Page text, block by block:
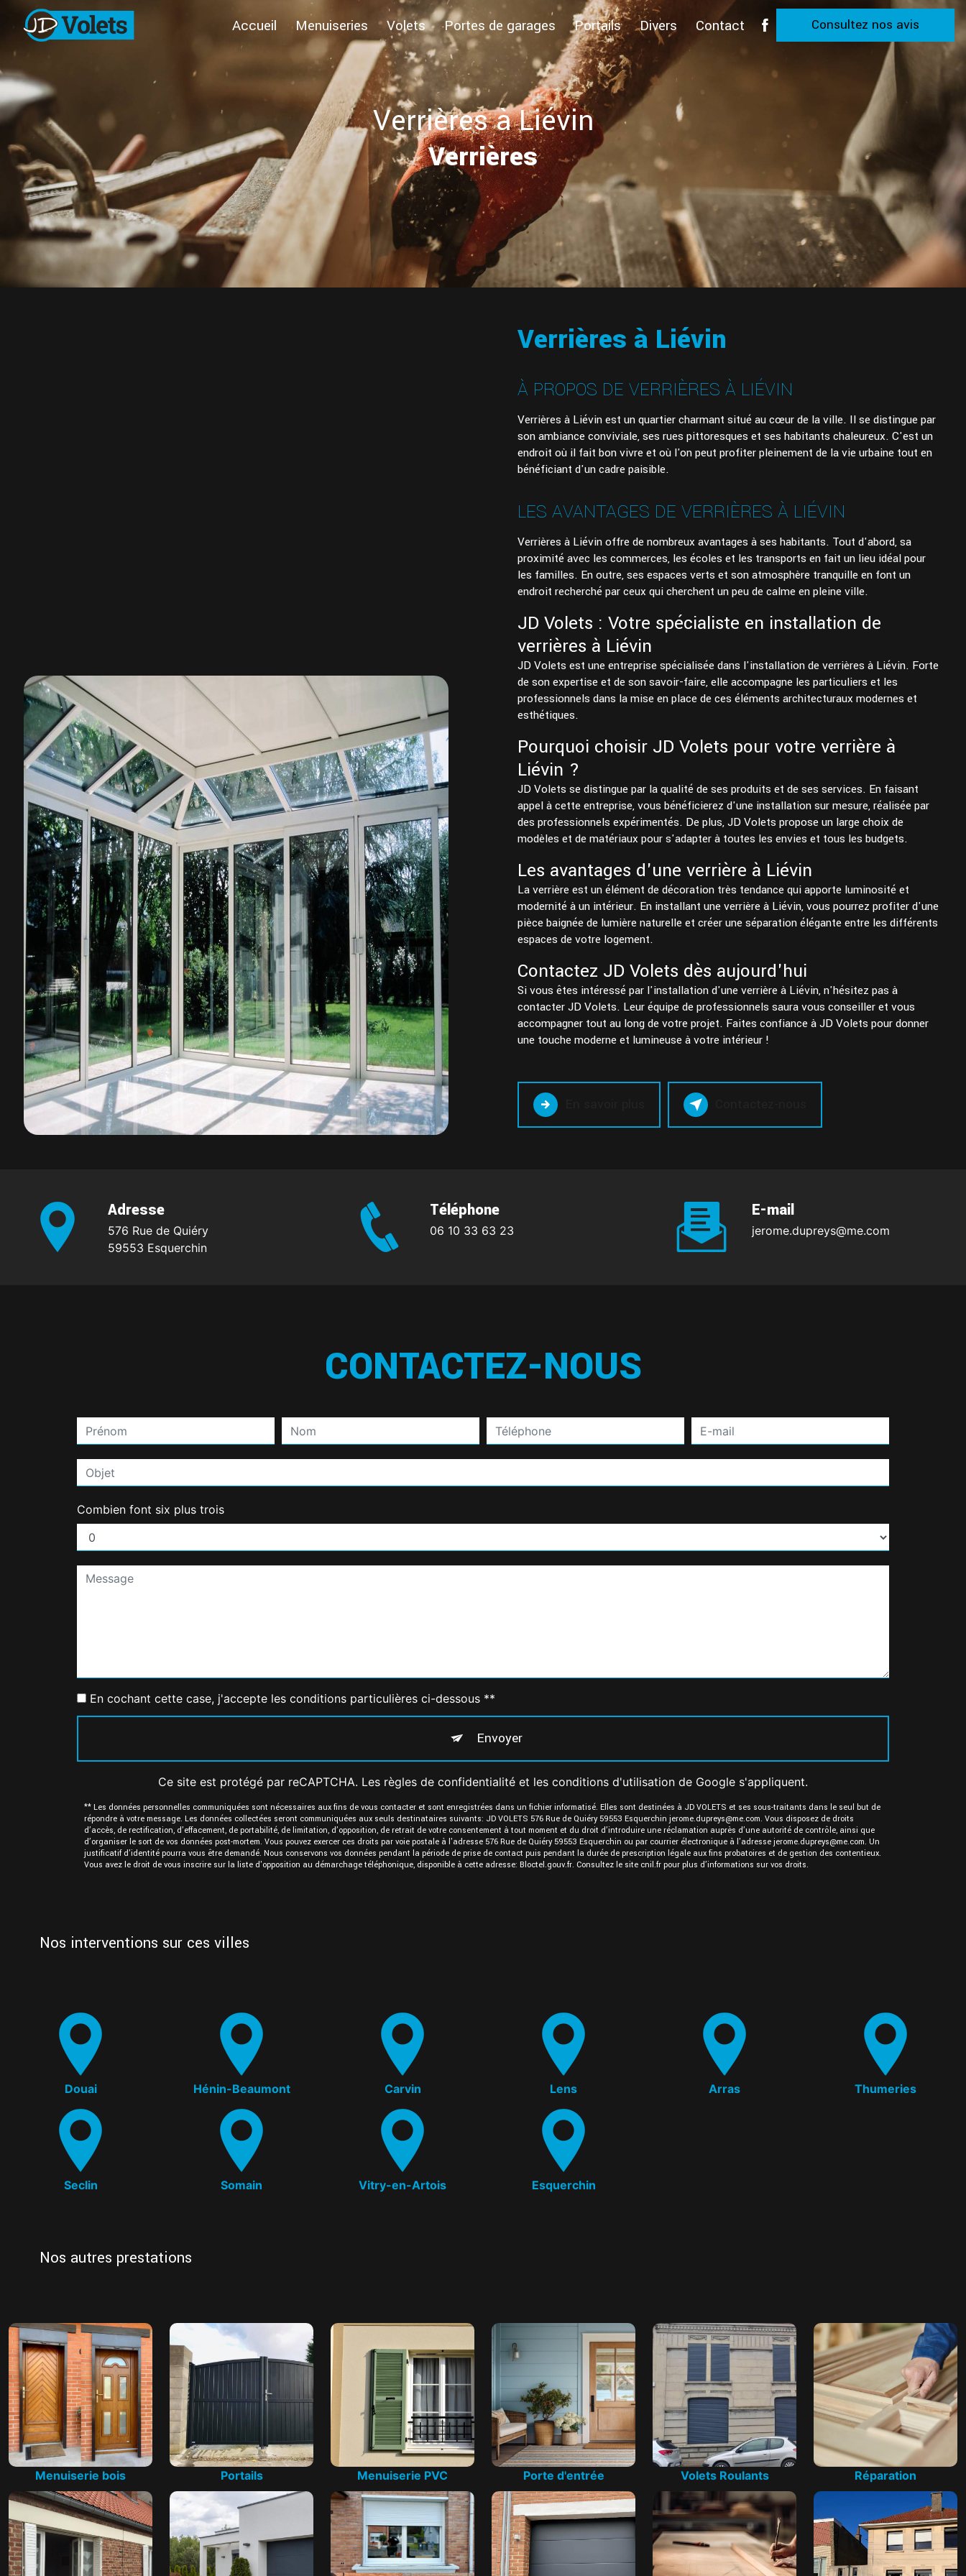
Accueil Menuiseries Volets Portes de garages Portails Divers Contact Consultez nos avis
Verrières à Liévin
Verrières
Verrières à Liévin
À PROPOS DE VERRIÈRES À LIÉVIN
Verrières à Liévin est un quartier charmant situé au cœur de la ville. Il se distingue par
son ambiance conviviale, ses rues pittoresques et ses habitants chaleureux. C'est un
endroit où il fait bon vivre et où l'on peut profiter pleinement de la vie urbaine tout en
bénéficiant d'un cadre paisible.
LES AVANTAGES DE VERRIÈRES À LIÉVIN
Verrières à Liévin offre de nombreux avantages à ses habitants. Tout d'abord, sa
proximité avec les commerces, les écoles et les transports en fait un lieu idéal pour
les familles. En outre, ses espaces verts et son atmosphère tranquille en font un
endroit recherché par ceux qui cherchent un peu de calme en pleine ville.
JD Volets : Votre spécialiste en installation de
verrières à Liévin
JD Volets est une entreprise spécialisée dans l'installation de verrières à Liévin. Forte
de son expertise et de son savoir-faire, elle accompagne les particuliers et les
professionnels dans la mise en place de ces éléments architecturaux modernes et
esthétiques.
Pourquoi choisir JD Volets pour votre verrière à
Liévin ?
JD Volets se distingue par la qualité de ses produits et de ses services. En faisant
appel à cette entreprise, vous bénéficierez d'une installation sur mesure, réalisée par
des professionnels expérimentés. De plus, JD Volets propose un large choix de
modèles et de matériaux pour s'adapter à toutes les envies et tous les budgets.
Les avantages d'une verrière à Liévin
La verrière est un élément de décoration très tendance qui apporte luminosité et
modernité à un intérieur. En installant une verrière à Liévin, vous pourrez profiter d'une
pièce baignée de lumière naturelle et créer une séparation élégante entre les différents
espaces de votre logement.
Contactez JD Volets dès aujourd'hui
Si vous êtes intéressé par l'installation d'une verrière à Liévin, n'hésitez pas à
contacter JD Volets. Leur équipe de professionnels saura vous conseiller et vous
accompagner tout au long de votre projet. Faites confiance à JD Volets pour donner
une touche moderne et lumineuse à votre intérieur !
Adresse
576 Rue de Quiéry
59553 Esquerchin
Téléphone
06 10 33 63 23
E-mail
jerome.dupreys@me.com
CONTACTEZ-NOUS
Combien font six plus trois
En cochant cette case, j'accepte les conditions particulières ci-dessous **
Envoyer
Ce site est protégé par reCAPTCHA. Les règles de confidentialité et les conditions d'utilisation de Google s'appliquent.
** Les données personnelles communiquées sont nécessaires aux fins de vous contacter et sont enregistrées dans un fichier informatisé. Elles sont destinées à JD VOLETS et ses sous-traitants dans le seul but de
répondre à votre message. Les données collectées seront communiquées aux seuls destinataires suivants: JD VOLETS 576 Rue de Quiéry 59553 Esquerchin jerome.dupreys@me.com. Vous disposez de droits
d’accès, de rectification, d’effacement, de portabilité, de limitation, d’opposition, de retrait de votre consentement à tout moment et du droit d’introduire une réclamation auprès d’une autorité de contrôle, ainsi que
d’organiser le sort de vos données post-mortem. Vous pouvez exercer ces droits par voie postale à l'adresse 576 Rue de Quiéry 59553 Esquerchin ou par courrier électronique à l'adresse jerome.dupreys@me.com. Un
justificatif d'identité pourra vous être demandé. Nous conservons vos données pendant la période de prise de contact puis pendant la durée de prescription légale aux fins probatoires et de gestion des contentieux.
Vous avez le droit de vous inscrire sur la liste d'opposition au démarchage téléphonique, disponible à cette adresse: Bloctel.gouv.fr. Consultez le site cnil.fr pour plus d’informations sur vos droits.
Nos interventions sur ces villes
Douai Hénin-Beaumont Carvin Lens Arras Thumeries
Seclin Somain Vitry-en-Artois Esquerchin
Nos autres prestations
Menuiserie bois Portails Menuiserie PVC Porte d'entrée Volets Roulants Réparation
Panneau de gestion des cookies